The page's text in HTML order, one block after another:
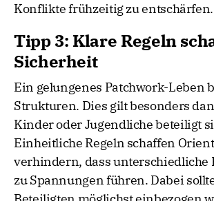
Konflikte frühzeitig zu entschärfen.
Tipp 3: Klare Regeln
Sicherheit
Ein gelungenes Patchwork-Leben
Strukturen. Dies gilt besonders
Kinder oder Jugendliche beteiligt
Einheitliche Regeln schaffen
verhindern, dass unterschiedliche
zu Spannungen führen. Dabei